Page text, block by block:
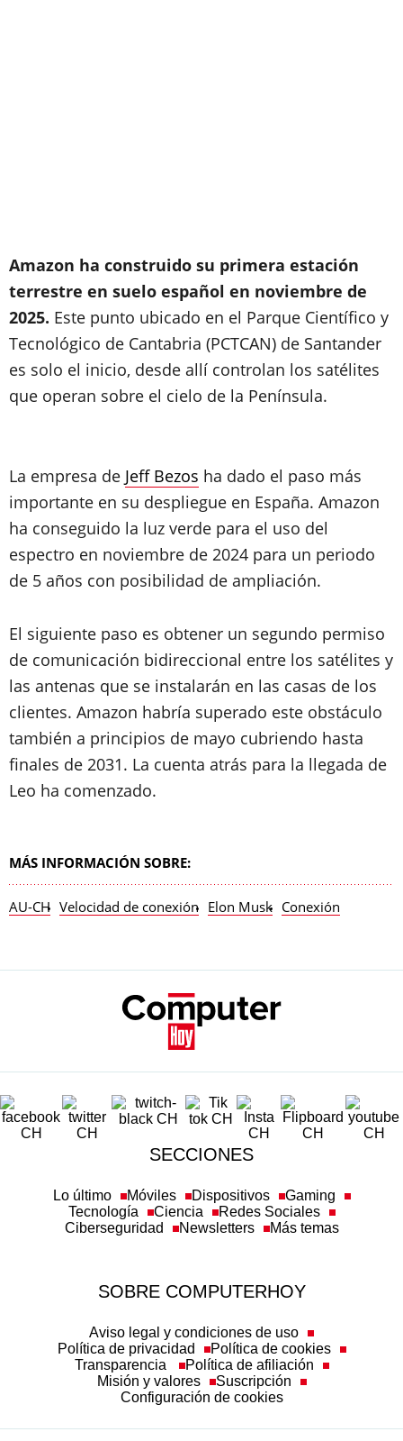
Amazon ha construido su primera estación
terrestre en suelo español en noviembre de
2025. Este punto ubicado en el Parque Científico y
Tecnológico de Cantabria (PCTCAN) de Santander
es solo el inicio, desde allí controlan los satélites
que operan sobre el cielo de la Península.
La empresa de Jeff Bezos ha dado el paso más
importante en su despliegue en España. Amazon
ha conseguido la luz verde para el uso del
espectro en noviembre de 2024 para un periodo
de 5 años con posibilidad de ampliación.
El siguiente paso es obtener un segundo permiso
de comunicación bidireccional entre los satélites y
las antenas que se instalarán en las casas de los
clientes. Amazon habría superado este obstáculo
también a principios de mayo cubriendo hasta
finales de 2031. La cuenta atrás para la llegada de
Leo ha comenzado.
MÁS INFORMACIÓN SOBRE:
AU-CH Velocidad de conexión Elon Musk Conexión
SECCIONES
Lo último Móviles Dispositivos
Gaming
Tecnología
Ciencia
Redes Sociales
Ciberseguridad
Newsletters Más temas
SOBRE COMPUTERHOY
Aviso legal y condiciones de uso
Política de privacidad
Política de cookies
Transparencia
Política de afiliación
Misión y valores
Suscripción
Configuración de cookies